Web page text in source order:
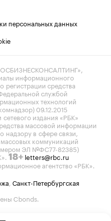
персональных данных
информационного
регистрации средства
службой
технологий
09.12.2015
издания «РБК»
массовой информации
надзору в сфере связи,
коммуникаций
ЭЛ №ФС77-82385)
18+ letters@rbc.ru
агентство «РБК».
, Санкт-Петербургская
Cbonds.